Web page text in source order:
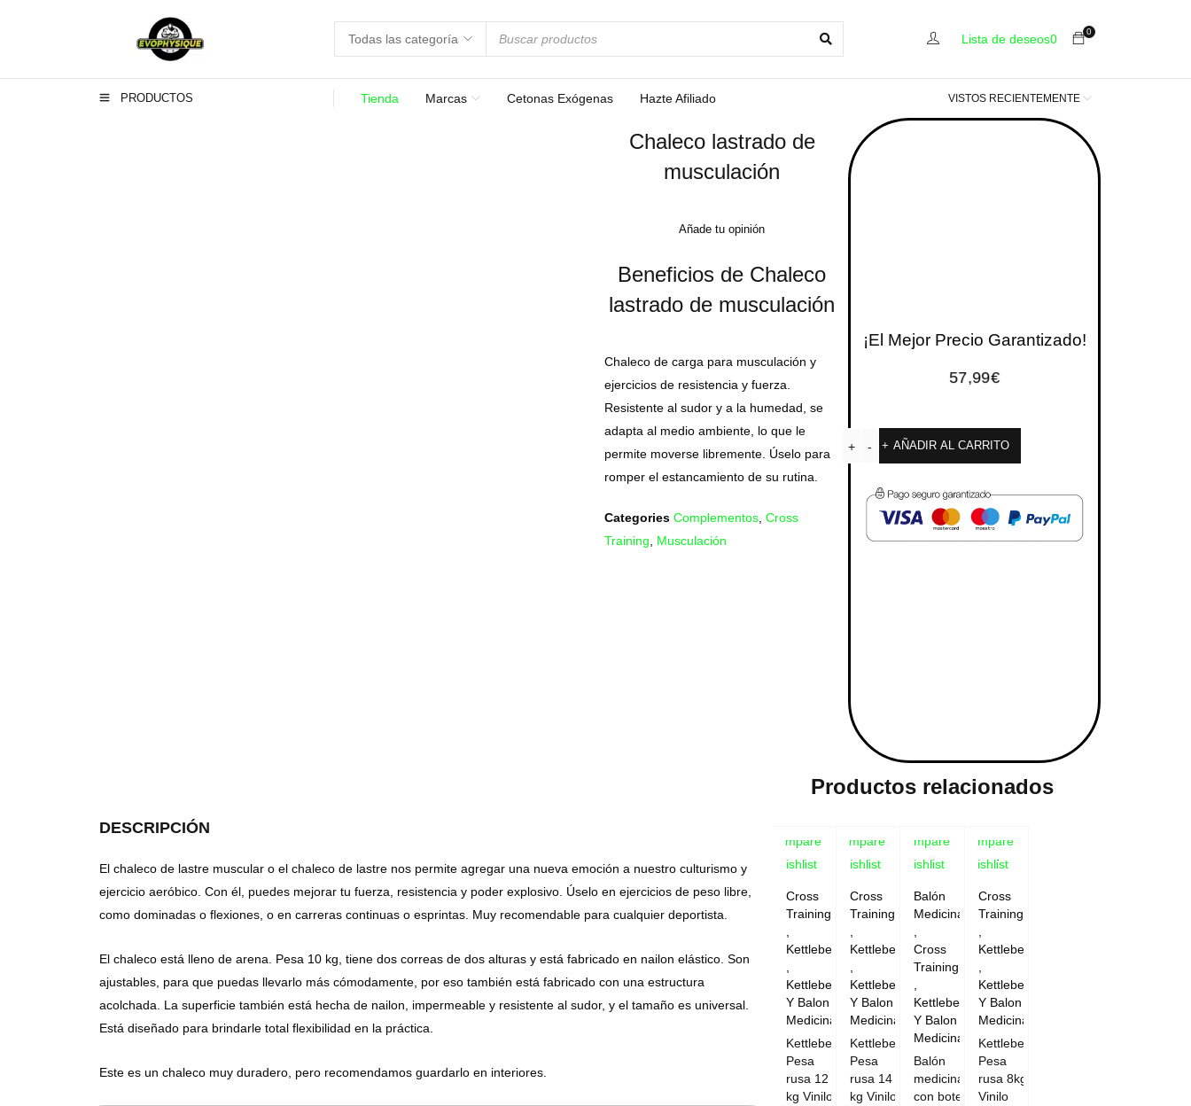
0
Lista de deseos0
PRODUCTOS Tienda Marcas Cetonas Exógenas Hazte Afiliado VISTOS RECIENTEMENTE
Chaleco lastrado de
musculación
Añade tu opinión
Beneficios de Chaleco
lastrado de musculación
Chaleco de carga para musculación y
ejercicios de resistencia y fuerza.
Resistente al sudor y a la humedad, se
adapta al medio ambiente, lo que le
permite moverse libremente. Úselo para
romper el estancamiento de su rutina.
Categories Complementos Cross
Training
Musculación
¡El Mejor Precio Garantizado!
57,99€
AÑADIR AL CARRITO
DESCRIPCIÓN
El chaleco de lastre muscular o el chaleco de lastre nos permite agregar una nueva emoción a nuestro culturismo y
ejercicio aeróbico. Con él, puedes mejorar tu fuerza, resistencia y poder explosivo. Úselo en ejercicios de peso libre,
como dominadas o flexiones, o en carreras continuas o esprintas. Muy recomendable para cualquier deportista.
El chaleco está lleno de arena. Pesa 10 kg, tiene dos correas de dos alturas y está fabricado en nailon elástico. Son
ajustables, para que puedas llevarlo más cómodamente, por eso también está fabricado con una estructura
acolchada. La superficie también está hecha de nailon, impermeable y resistente al sudor, y el tamaño es universal.
Está diseñado para brindarle total flexibilidad en la práctica.
Este es un chaleco muy duradero, pero recomendamos guardarlo en interiores.
Productos relacionados
Compare
Wishlist
Cross
Training
,
Kettlebell
,
Kettlebell
Y Balon
Medicinal
Kettlebell
Pesa
rusa 12
kg Vinilo
Compare
Wishlist
Cross
Training
,
Kettlebell
,
Kettlebell
Y Balon
Medicinal
Kettlebell
Pesa
rusa 14
kg Vinilo
Compare
Wishlist
Balón
Medicinal
,
Cross
Training
,
Kettlebell
Y Balon
Medicinal
Balón
medicinal
con bote
Compare
Wishlist
Cross
Training
,
Kettlebell
,
Kettlebell
Y Balon
Medicinal
Kettlebell
Pesa
rusa 8kg
Vinilo